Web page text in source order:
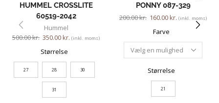
HUMMEL CROSSLITE
60519-2042
Hummel
500.00kr. 350.00kr. (inkl. moms)
Størrelse
27 28 30
31
PONNY 087-329
200.00kr. 160.00kr. (inkl. moms)
Farve
Størrelse
21